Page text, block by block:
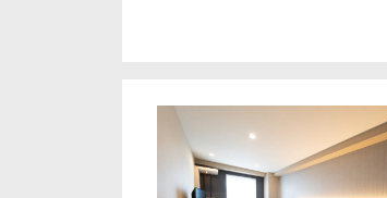
ＪＲと京成線でらくらく
ポイントアップ